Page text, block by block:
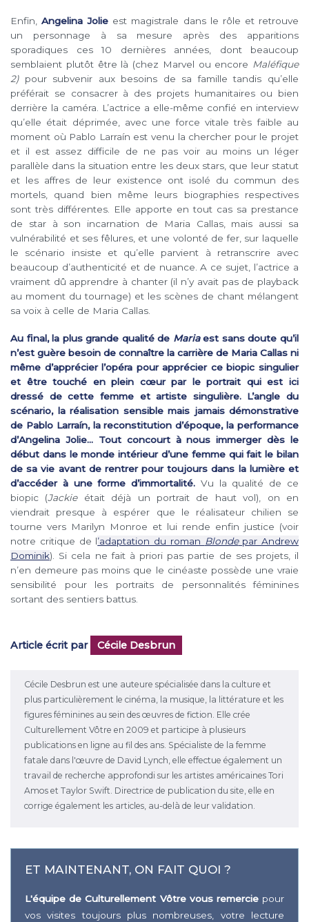
Enfin,Angelina Jolie est magistrale dans le rôle et retrouve
un personnage à sa mesure après des apparitions
sporadiques ces 10 dernières années, dont beaucoup
semblaient plutôt être là (chez Marvel ou encore Maléfique
2)pour subvenir aux besoins de sa famille tandis qu’elle
préférait se consacrer à des projets humanitaires ou bien
derrière la caméra. L’actrice a elle-même confié en interview
qu’elle était déprimée, avec une force vitale très faible au
moment où Pablo Larraín est venu la chercher pour le projet
et il est assez difficile de ne pas voir au moins un léger
parallèle dans la situation entre les deux stars, que leur statut
et les affres de leur existence ont isolé du commun des
mortels, quand bien même leurs biographies respectives
sont très différentes. Elle apporte en tout cas sa prestance
de star à son incarnation de Maria Callas, mais aussi sa
vulnérabilité et ses fêlures, et une volonté de fer, sur laquelle
le scénario insiste et qu’elle parvient à retranscrire avec
beaucoup d’authenticité et de nuance. A ce sujet, l’actrice a
vraiment dû apprendre à chanter (il n’y avait pas de playback
au moment du tournage) et les scènes de chant mélangent
sa voix à celle de Maria Callas.
Au final, la plus grande qualité de Mariaest sans doute qu’il
n’est guère besoin de connaître la carrière de Maria Callas ni
même d’apprécier l’opéra pour apprécier ce biopic singulier
et être touché en plein cœur par le portrait qui est ici
dressé de cette femme et artiste singulière. L’angle du
scénario, la réalisation sensible mais jamais démonstrative
de Pablo Larraín, la reconstitution d’époque, la performance
d’Angelina Jolie… Tout concourt à nous immerger dès le
début dans le monde intérieur d’une femme qui fait le bilan
de sa vie avant de rentrer pour toujours dans la lumière et
d’accéder à une forme d’immortalité. Vu la qualité de ce
biopic (Jackieétait déjà un portrait de haut vol), on en
viendrait presque à espérer que le réalisateur chilien se
tourne vers Marilyn Monroe et lui rende enfin justice (voir
notre critique de l’adaptation du roman Blondepar Andrew
Dominik). Si cela ne fait à priori pas partie de ses projets, il
n’en demeure pas moins que le cinéaste possède une vraie
sensibilité pour les portraits de personnalités féminines
sortant des sentiers battus.
Article écrit par Cécile Desbrun
Cécile Desbrun est une auteure spécialisée dans la culture et
plus particulièrement le cinéma, la musique, la littérature et les
figures féminines au sein des œuvres de fiction. Elle crée
Culturellement Vôtre en 2009 et participe à plusieurs
publications en ligne au fil des ans. Spécialiste de la femme
fatale dans l'œuvre de David Lynch, elle effectue également un
travail de recherche approfondi sur les artistes américaines Tori
Amos et Taylor Swift. Directrice de publication du site, elle en
corrige également les articles, au-delà de leur validation.
ET MAINTENANT, ON FAIT QUOI ?
L'équipe de Culturellement Vôtre vous remerciepour
vos visites toujours plus nombreuses, votre lecture